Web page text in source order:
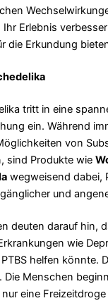
Erlebnis
die Erkundung
tritt in eine
ein. Während
von
sind Produkte wie
wegweisend dabei,
und
deuten darauf hin,
wie
helfen könnte.
Die Menschen
eine